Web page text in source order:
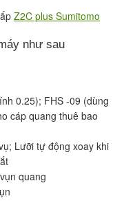
Z2C plus Sumitomo
như sau
0.25); FHS -09 (dùng
cáp quang thuê bao
Lưỡi tự động xoay khi
quang